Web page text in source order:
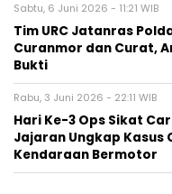
Sabtu, 6 Juni 2026 - 11:21 WIB
Tim URC Jatanras
Curanmor dan Curat,
Bukti
Rabu, 3 Juni 2026 - 22:11 WIB
Hari Ke-3 Ops Sikat
Jajaran Ungkap Kasus
Kendaraan Bermotor